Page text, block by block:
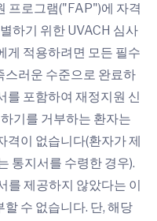
프로그램("FAP")에 자격
하기 위한 UVACH 심사
게 적용하려면 모든 필수
스러운 수준으로 완료하
를 포함하여 재정지원 신
기를 거부하는 환자는
격이 없습니다(환자가 제
통지서를 수령한 경우).
를 제공하지 않았다는 이
수 없습니다. 단, 해당